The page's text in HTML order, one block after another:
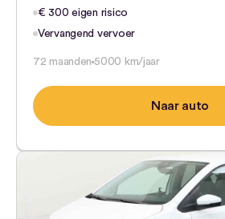
€ 300 eigen risico
Vervangend vervoer
72 maanden 5000 km/jaar
Naar auto